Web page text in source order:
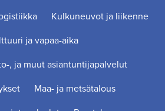
Kulkuneuvot ja liikenne
ja vapaa-aika
, ja muut asiantuntijapalvelut
Maa- ja metsätalous